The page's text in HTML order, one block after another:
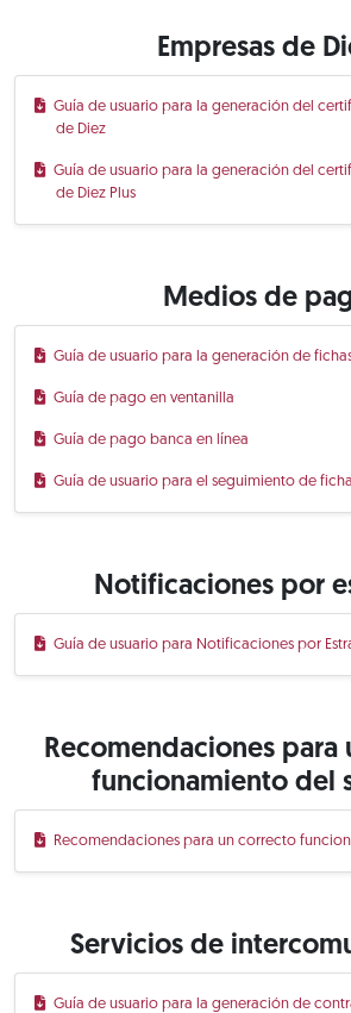
Empresas de
Guía de usuario para la generación del
de Diez
Guía de usuario para la generación del
de Diez Plus
Medios de
Guía de usuario para la generación de
Guía de pago en ventanilla
Guía de pago banca en línea
Guía de usuario para el seguimiento de
Notificaciones por
Guía de usuario para Notificaciones por
Recomendaciones para
funcionamiento del
Recomendaciones para un correcto
Servicios de
Guía de usuario para la generación de